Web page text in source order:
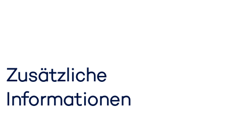
Zusätzliche
Informationen